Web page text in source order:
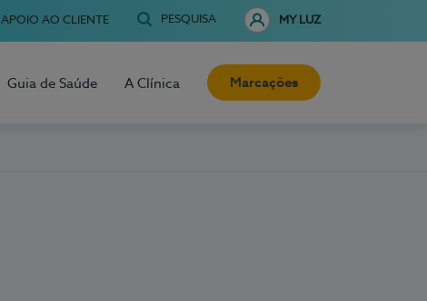
APOIO AO CLIENTE PESQUISA MY LUZ
Guia de Saúde A Clínica Marcações